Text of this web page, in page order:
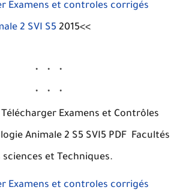
Examens et controles corrigés
2 SVI S5 2015<<
Télécharger Examens et Contrôles
Animale 2 S5 SVI5 PDF Facultés
sciences et Techniques.
Examens et controles corrigés